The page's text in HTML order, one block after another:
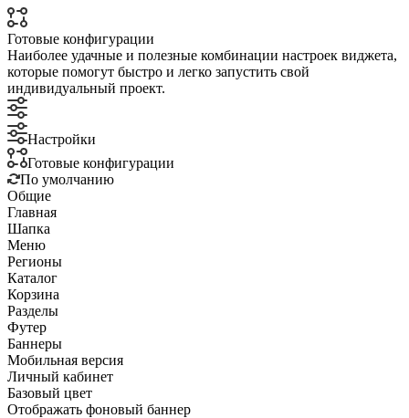
Готовые конфигурации
Наиболее удачные и полезные комбинации настроек виджета,
которые помогут быстро и легко запустить свой
индивидуальный проект.
Настройки
Готовые конфигурации
По умолчанию
Общие
Главная
Шапка
Меню
Регионы
Каталог
Корзина
Разделы
Футер
Баннеры
Мобильная версия
Личный кабинет
Базовый цвет
Отображать фоновый баннер